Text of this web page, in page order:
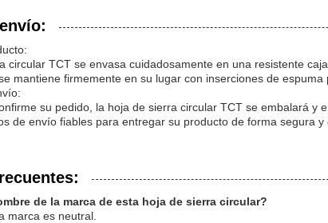
circular TCT se envasa cuidadosamente en una resistente
mantiene firmemente en su lugar con inserciones de
su pedido, la hoja de sierra circular TCT se embalará y
de envío fiables para entregar su producto de forma segura y
de la marca de esta hoja de sierra circular?
marca es neutral.